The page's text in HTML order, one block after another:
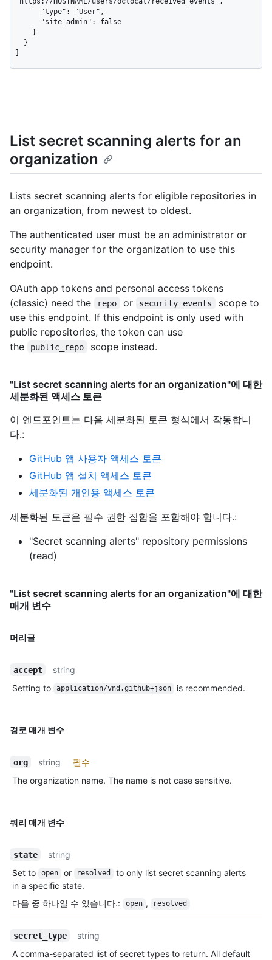
List secret scanning alerts for an
organization
Lists secret scanning alerts for eligible repositories in
an organization, from newest to oldest.
The authenticated user must be an administrator or
security manager for the organization to use this
endpoint.
OAuth app tokens and personal access tokens
(classic) need the
repo or security_events
scope to
use this endpoint. If this endpoint is only used with
public repositories, the token can use
the
public_repo scope instead.
"List secret scanning alerts for an organization"에 대한
세분화된 액세스 토큰
이 엔드포인트는 다음 세분화된 토큰 형식에서 작동합니
다.:
GitHub 앱 사용자 액세스 토큰
GitHub 앱 설치 액세스 토큰
세분화된 개인용 액세스 토큰
세분화된 토큰은 필수 권한 집합을 포함해야 합니다.:
"Secret scanning alerts" repository permissions
(read)
"List secret scanning alerts for an organization"에 대한
매개 변수
머리글
accept
string
Setting to
application/vnd.github+json is recommended.
경로 매개 변수
org string
필수
The organization name. The name is not case sensitive.
쿼리 매개 변수
state
string
Set to
open or resolved
to only list secret scanning alerts
in a specific state.
다음 중 하나일 수 있습니다.: open , resolved
secret_type
string
A comma-separated list of secret types to return. All default